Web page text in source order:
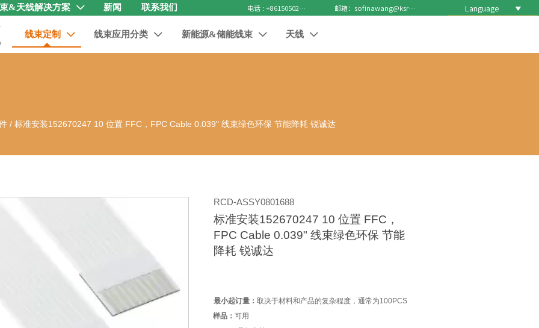
&天线解决方案  新闻 联系我们 电话 : +8615050271688 邮箱：sofinawang@ksrcd.com Language 
线束定制  线束应用分类  新能源&储能线束  天线 
/标准安装152670247 10 位置 FFC，FPC Cable 0.039" 线束绿色环保 节能降耗 锐诚达
RCD-ASSY0801688
标准安装152670247 10 位置 FFC，
FPC Cable 0.039" 线束绿色环保 节能
降耗 锐诚达
最小起订量： 取决于材料和产品的复杂程度，通常为100PCS
样品：可用